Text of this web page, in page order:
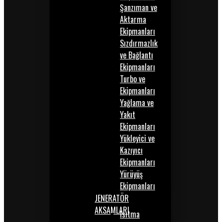
Şanzıman ve
Aktarma
Ekipmanları
Sızdırmazlık
ve Bağlantı
Ekipmanları
Turbo ve
Ekipmanları
Yağlama ve
Yakıt
Ekipmanları
Yükleyici ve
Kazıyıcı
Ekipmanları
Yürüyüş
Ekipmanları
JENERATÖR
AKSAMLARIIsıtma